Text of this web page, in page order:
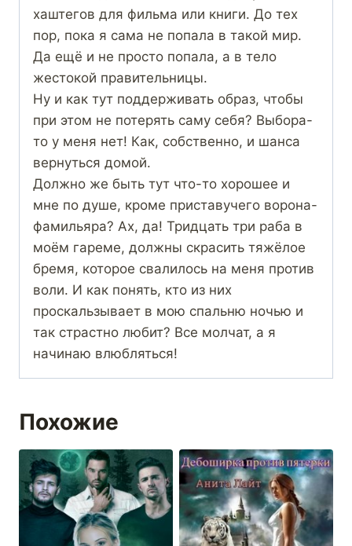
хаштегов для фильма или книги. До тех
пор, пока я сама не попала в такой мир.
Да ещё и не просто попала, а в тело
жестокой правительницы.
Ну и как тут поддерживать образ, чтобы
при этом не потерять саму себя? Выбора-
то у меня нет! Как, собственно, и шанса
вернуться домой.
Должно же быть тут что-то хорошее и
мне по душе, кроме приставучего ворона-
фамильяра? Ах, да! Тридцать три раба в
моём гареме, должны скрасить тяжёлое
бремя, которое свалилось на меня против
воли. И как понять, кто из них
проскальзывает в мою спальню ночью и
так страстно любит? Все молчат, а я
начинаю влюбляться!
Похожие